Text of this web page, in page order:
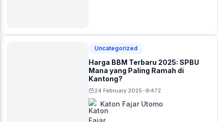
Uncategorized
Harga BBM Terbaru 2025: SPBU
Mana yang Paling Ramah di
Kantong?
24 February 2025• 472
Katon Fajar Utomo